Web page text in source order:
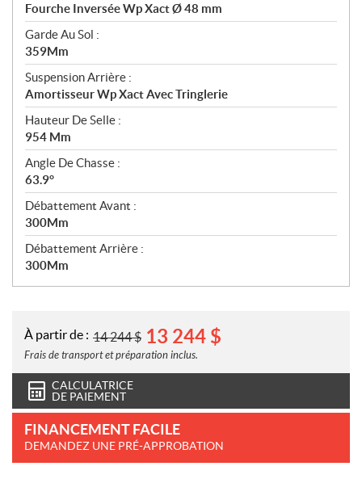
Fourche Inversée Wp Xact Ø 48 mm
Garde Au Sol :
359Mm
Suspension Arrière :
Amortisseur Wp Xact Avec Tringlerie
Hauteur De Selle :
954 Mm
Angle De Chasse :
63.9°
Débattement Avant :
300Mm
Débattement Arrière :
300Mm
À partir de : 14 244$ 13 244 $
Frais de transport et préparation inclus.
CALCULATRICE
DE PAIEMENT
FINANCEMENT FACILE
DEMANDEZ UNE PRÉ-APPROBATION